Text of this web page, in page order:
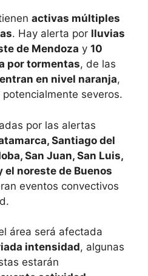
activas múltiples
. Hay alerta por lluvias
de Mendoza y 10
por tormentas, de las
en nivel naranja,
severos.
por las alertas
Santiago del
San Juan, San Luis,
el noreste de Buenos
eventos convectivos
área será afectada
intensidad, algunas
estarán